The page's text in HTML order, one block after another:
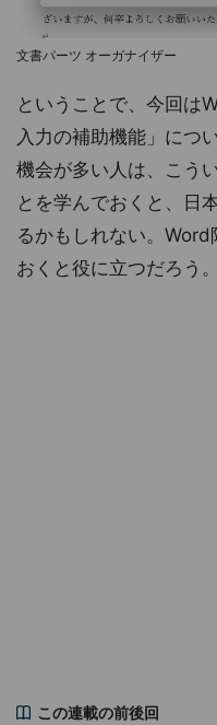
文書パーツ オーガナイザー
ということで、今回は
入力の補助機能」につ
機会が多い人は、こう
とを学んでおくと、日
るかもしれない。
おくと役に立つだろう。
この連載の前後回